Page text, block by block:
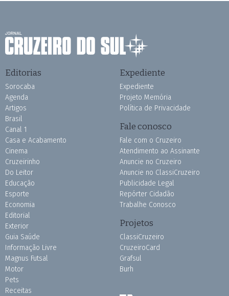
Editorias
Sorocaba
Agenda
Artigos
Brasil
Canal 1
Casa e Acabamento
Cinema
Cruzeirinho
Do Leitor
Educação
Esporte
Economia
Editorial
Exterior
Guia Saúde
Informação Livre
Magnus Futsal
Motor
Pets
Receitas
Expediente
Expediente
Projeto Memória
Política de Privacidade
Fale conosco
Fale com o Cruzeiro
Atendimento ao Assinante
Anuncie no Cruzeiro
Anuncie no ClassiCruzeiro
Publicidade Legal
Repórter Cidadão
Trabalhe Conosco
Projetos
ClassiCruzeiro
CruzeiroCard
Grafsul
Burh